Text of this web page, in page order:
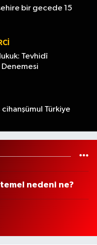
bir gecede 15
Tevhidî
Türkiye
nedeni ne?